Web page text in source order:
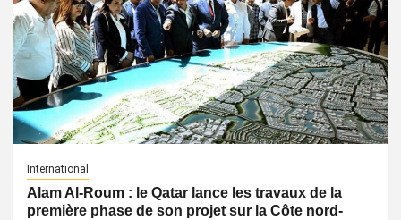
International
Alam Al-Roum : le Qatar lance les travaux de la
première phase de son projet sur la Côte nord-